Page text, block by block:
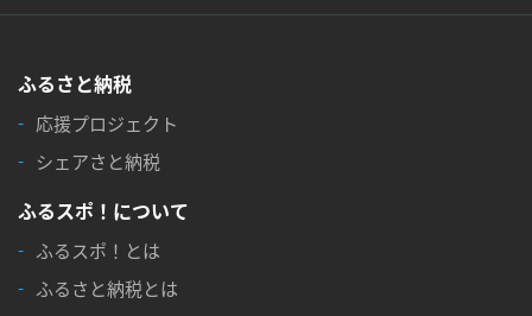
ふるさと納税
応援プロジェクト
シェアさと納税
ふるスポ！について
ふるスポ！とは
ふるさと納税とは